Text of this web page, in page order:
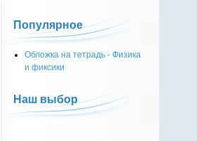
Популярное
Обложка на тетрадь - Физика
и фиксики
Наш выбор